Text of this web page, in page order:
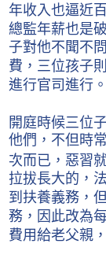
年收入也逼近
總監年薪也是
子對他不聞不
費，三位孩子
進行官司進行。
開庭時候三位
他們，不但時
次而已，惡習
拉拔長大的，
到扶養義務，
務，因此改為
費用給老父親